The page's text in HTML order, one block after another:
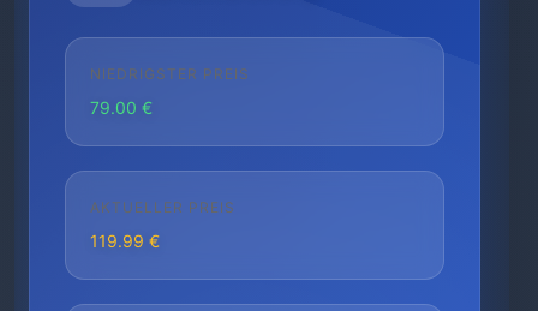
NIEDRIGSTER PREIS
79.00 €
AKTUELLER PREIS
119.99 €